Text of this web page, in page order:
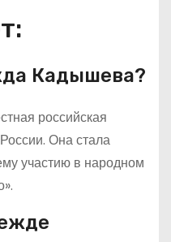
Кадышева?
российская
Она стала
участию в народном